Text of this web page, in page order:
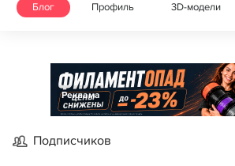
Блог Профиль 3D-модели
Реклама
Подписчиков